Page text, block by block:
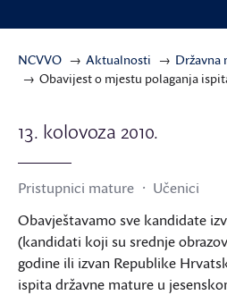
NCVVO Aktualnosti
Državna
Obavijest o mjestu polaganja
13. kolovoza 2010.
Pristupnici mature
Učenici
Obavještavamo sve kandidate
(kandidati koji su srednje
godine ili izvan Republike
ispita državne mature u